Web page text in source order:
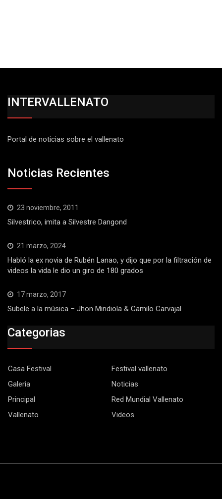
INTERVALLENATO
Portal de noticias sobre el vallenato
Noticias Recientes
23 noviembre, 2011
Silvestrico, imita a Silvestre Dangond
21 marzo, 2024
Habló la ex novia de Rubén Lanao, y dijo que por la filtración de
videos la vida le dio un giro de 180 grados
17 marzo, 2017
Subele a la música – Jhon Mindiola & Camilo Carvajal
Categorias
Casa Festival
Festival vallenato
Galeria
Noticias
Principal
Red Mundial Vallenato
Vallenato
Videos